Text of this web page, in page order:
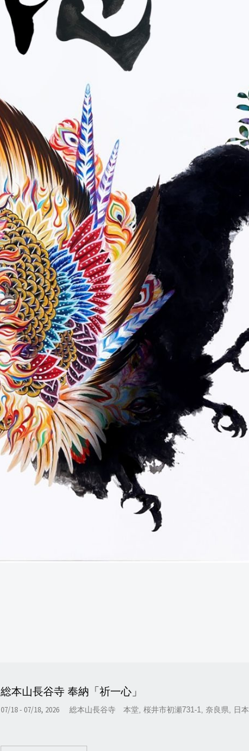
総本山長谷寺 奉納「祈一心」
07/18 - 07/18, 2026 総本山長谷寺 本堂, 桜井市初瀬731-1, 奈良県, 日本